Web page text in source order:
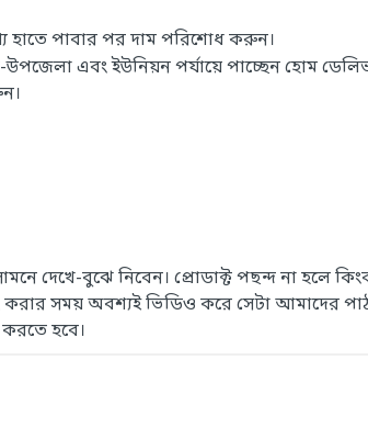
হাতে পাবার পর দাম পরিশোধ করুন।
এবং ইউনিয়ন পর্যায়ে পাচ্ছেন হোম
দেখে-বুঝে নিবেন। প্রোডাক্ট পছন্দ না
করার সময় অবশ্যই ভিডিও করে সেটা আমাদের
করতে হবে।